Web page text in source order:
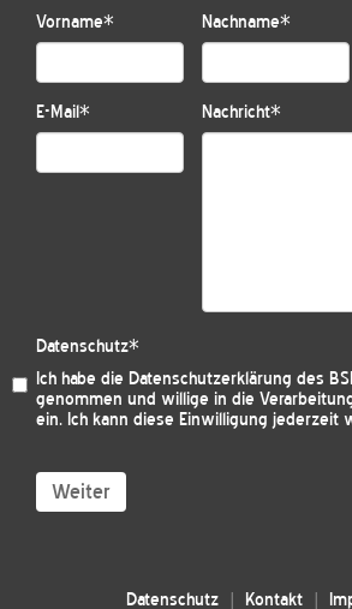
Vorname* Nachname*
E-Mail* Nachricht*
Datenschutz*
Ich habe die Datenschutzerklärung des
genommen und willige in die
ein. Ich kann diese Einwilligung jederzeit
Weiter
Datenschutz Kontakt